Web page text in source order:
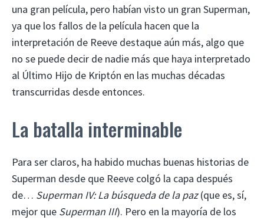
una gran película, pero habían visto un gran Superman,
ya que los fallos de la película hacen que la
interpretación de Reeve destaque aún más, algo que
no se puede decir de nadie más que haya interpretado
al Último Hijo de Kriptón en las muchas décadas
transcurridas desde entonces.
La batalla interminable
Para ser claros, ha habido muchas buenas historias de
Superman desde que Reeve colgó la capa después
de… Superman IV: La búsqueda de la paz(que es, sí,
mejor que Superman III). Pero en la mayoría de los